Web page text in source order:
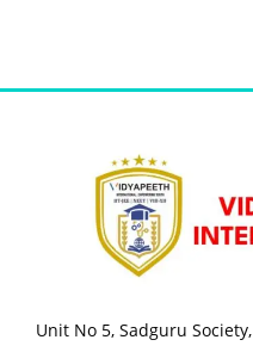
Unit No 5, Sadguru Society,